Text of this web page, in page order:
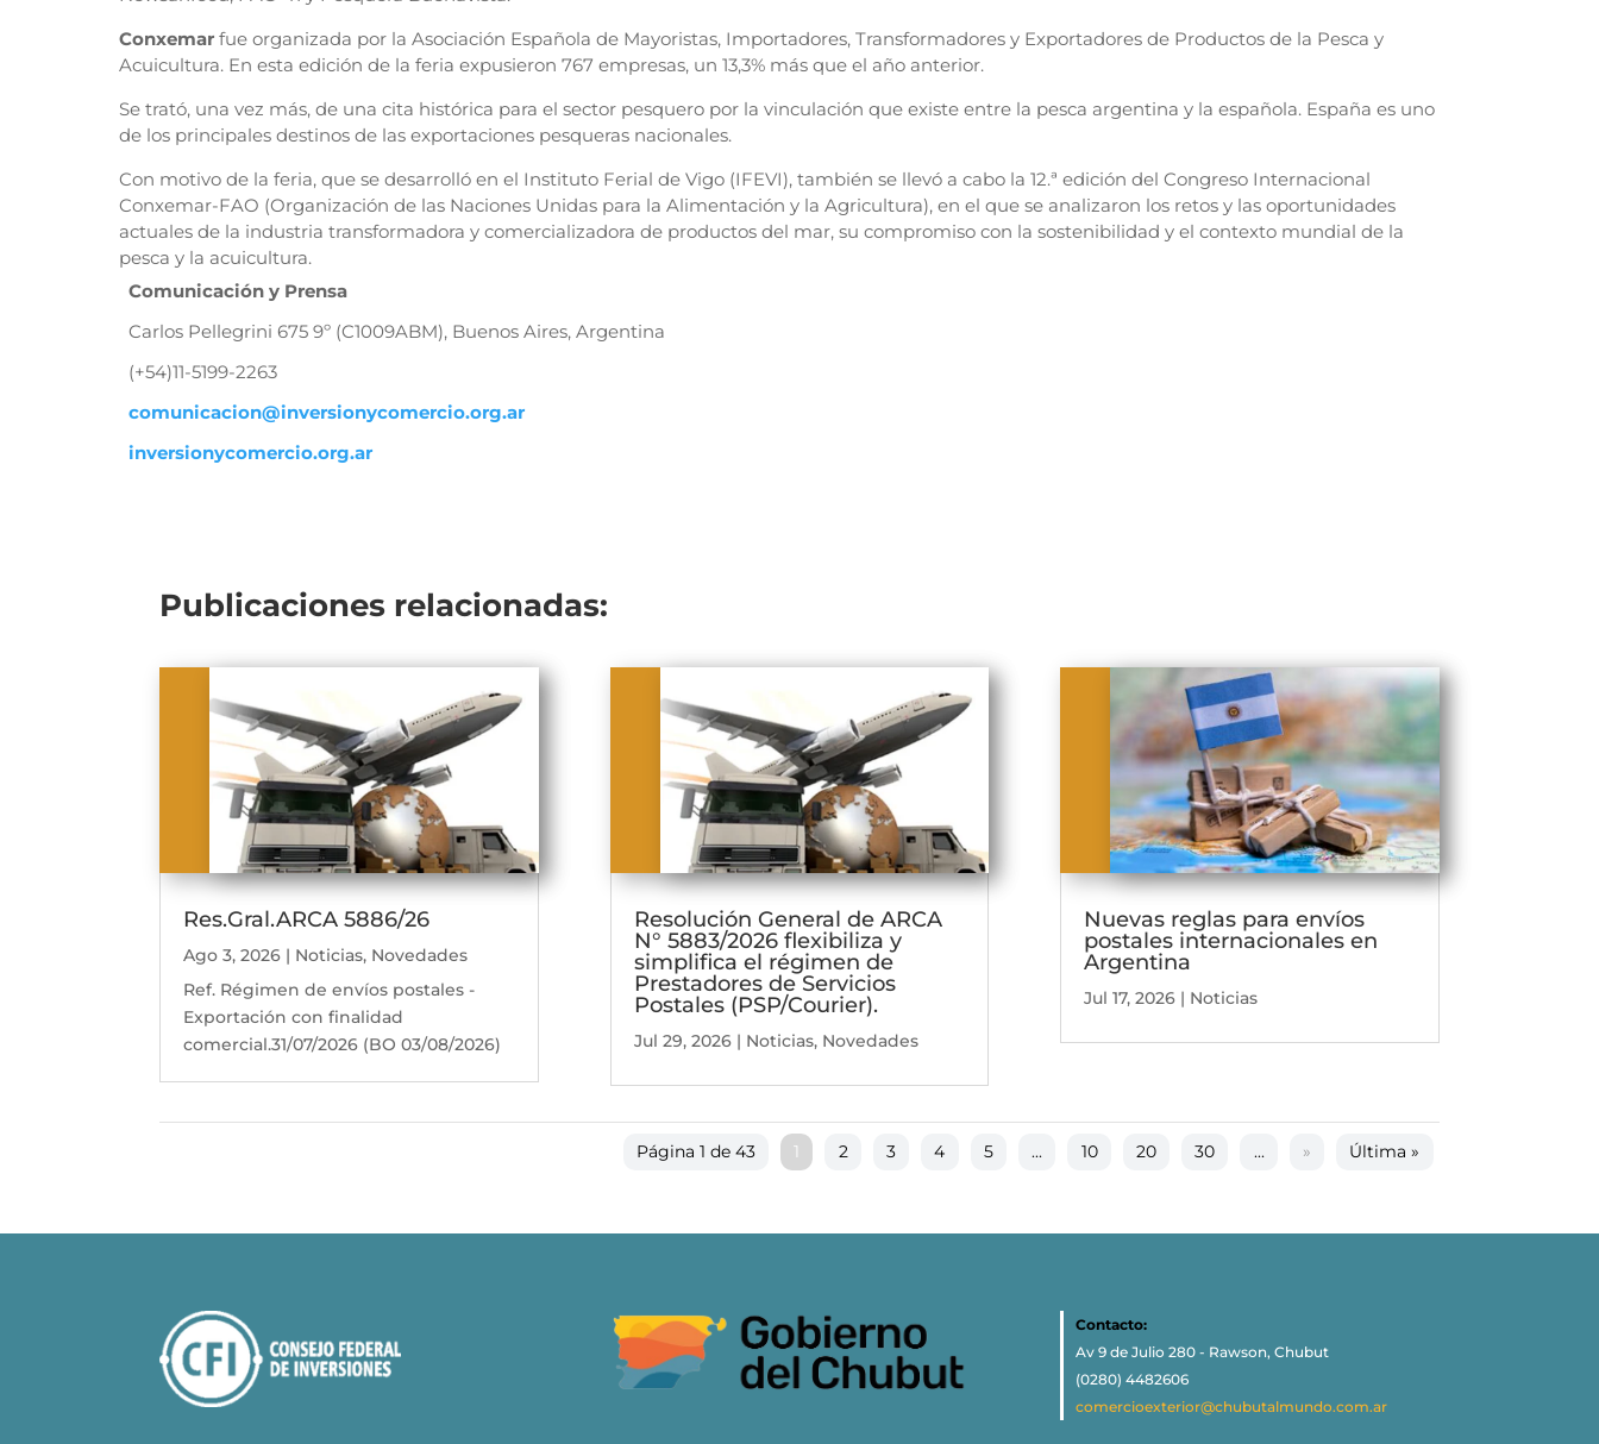
Conxemarfue organizada por la Asociación Española de Mayoristas, Importadores, Transformadores y Exportadores de Productos de la Pesca y
Acuicultura. En esta edición de la feria expusieron 767 empresas, un 13,3% más que el año anterior.
Se trató, una vez más, de una cita histórica para el sector pesquero por la vinculación que existe entre la pesca argentina y la española. España es uno
de los principales destinos de las exportaciones pesqueras nacionales.
Con motivo de la feria, que se desarrolló en el Instituto Ferial de Vigo (IFEVI), también se llevó a cabo la 12.ª edición del Congreso Internacional
Conxemar-FAO (Organización de las Naciones Unidas para la Alimentación y la Agricultura), en el que se analizaron los retos y las oportunidades
actuales de la industria transformadora y comercializadora de productos del mar, su compromiso con la sostenibilidad y el contexto mundial de la
pesca y la acuicultura.
Comunicación y Prensa
Carlos Pellegrini 675 9º (C1009ABM), Buenos Aires, Argentina
(+54)11-5199-2263
comunicacion@inversionycomercio.org.ar
inversionycomercio.org.ar
Publicaciones relacionadas:
Res.Gral.ARCA 5886/26
Ago 3, 2026 | Noticias, Novedades
Ref. Régimen de envíos postales -
Exportación con finalidad
comercial.31/07/2026 (BO 03/08/2026)
Resolución General de ARCA
N° 5883/2026 flexibiliza y
simplifica el régimen de
Prestadores de Servicios
Postales (PSP/Courier).
Jul 29, 2026| Noticias, Novedades
Nuevas reglas para envíos
postales internacionales en
Argentina
Jul 17, 2026| Noticias
Página 1 de 43 1 2 3 4 5 ... 10 20 30 ... » Última »
Contacto:
Av 9 de Julio 280 - Rawson, Chubut
(0280) 4482606
comercioexterior@chubutalmundo.com.ar